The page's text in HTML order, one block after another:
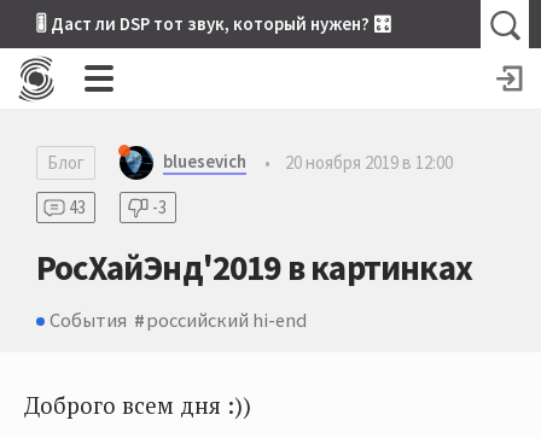
🎚 Даст ли DSP тот звук, который нужен? 🎛
Блог bluesevich •
20 ноября 2019 в 12:00
43
-3
РосХайЭнд'2019 в картинках
События российский hi-end
Доброго всем дня :))